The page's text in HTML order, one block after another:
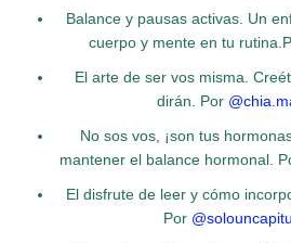
Balance y pausas activas. Un
cuerpo y mente en tu
El arte de ser vos misma.
dirán. Por
No sos vos, ¡son tus
mantener el balance hormonal.
El disfrute de leer y cómo
Por